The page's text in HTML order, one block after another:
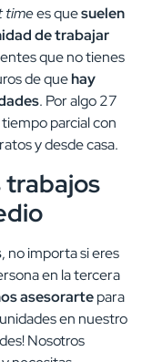
timees quesuelen
de trabajar
que no tienes
de quehay
. Por algo 27
parcial con
y desde casa.
trabajos
, no importa si eres
en la tercera
asesorartepara
en nuestro
Nosotros